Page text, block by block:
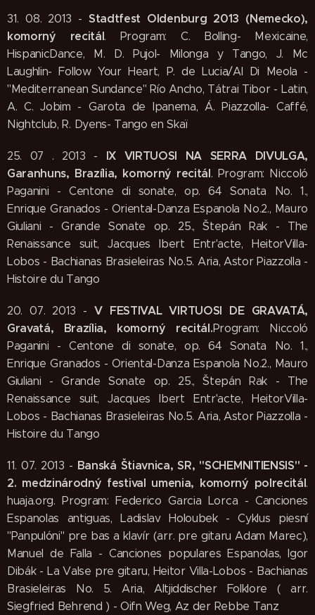
31. 08. 2013 - Stadtfest Oldenburg 2013 (Nemecko),
komorný recitál. Program: C. Bolling- Mexicaine,
HispanicDance, M. D. Pujol- Milonga y Tango, J. Mc
Laughlin- Follow Your Heart, P. de Lucia/Al Di Meola -
"Mediterranean Sundance" Río Ancho, Tátrai Tibor - Latin,
A. C. Jobim - Garota de Ipanema, Á. Piazzolla- Caffé,
Nightclub, R. Dyens- Tango en Skaï
25. 07 . 2013 - IX VIRTUOSI NA SERRA DIVULGA,
Garanhuns, Brazília, komorný recitál. Program: Niccoló
Paganini - Centone di sonate, op. 64 Sonata No. 1.,
Enrique Granados - Oriental-Danza Espanola No.2., Mauro
Giuliani - Grande Sonate op. 25., Štepán Rak - The
Renaissance suit, Jacques Ibert Entr'acte, HeitorVilla-
Lobos - Bachianas Brasieleiras No.5. Aria, Astor Piazzolla -
Histoire du Tango
20. 07. 2013 -V FESTIVAL VIRTUOSI DE GRAVATÁ,
Gravatá, Brazília, komorný recitál.Program: Niccoló
Paganini - Centone di sonate, op. 64 Sonata No. 1.,
Enrique Granados - Oriental-Danza Espanola No.2., Mauro
Giuliani - Grande Sonate op. 25., Štepán Rak - The
Renaissance suit, Jacques Ibert Entr'acte, HeitorVilla-
Lobos - Bachianas Brasieleiras No.5. Aria, Astor Piazzolla -
Histoire du Tango
11. 07. 2013 - Banská Štiavnica, SR, "SCHEMNITIENSIS" -
2. medzinárodný festival umenia, komorný polrecitál.
huaja.org. Program: Federico Garcia Lorca - Canciones
Espanolas antiguas, Ladislav Holoubek - Cyklus piesní
"Panpulóni" pre bas a klavír (arr. pre gitaru Adam Marec),
Manuel de Falla - Canciones populares Espanolas, Igor
Dibák - La Valse pre gitaru, Heitor Villa-Lobos - Bachianas
Brasieleiras No. 5. Aria, Altjiddischer Folklore ( arr.
Siegfried Behrend ) - Oifn Weg, Az der Rebbe Tanz